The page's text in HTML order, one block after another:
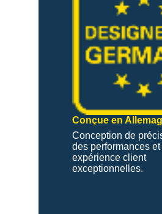
Conçue en
Conception de
des performances
expérience client
exceptionnelles.